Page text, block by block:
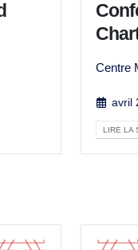
Centre
avril
LIRE LA